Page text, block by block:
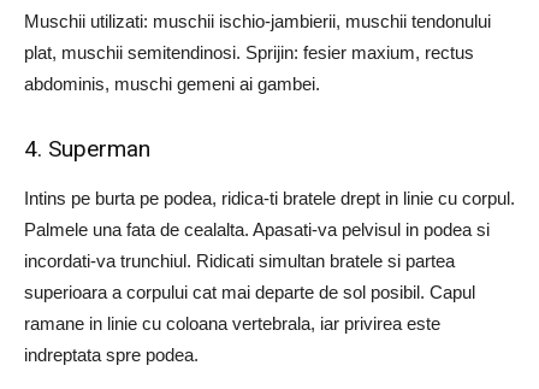
Muschii utilizati: muschii ischio-jambierii, muschii tendonului
plat, muschii semitendinosi. Sprijin: fesier maxium, rectus
abdominis, muschi gemeni ai gambei.
4. Superman
Intins pe burta pe podea, ridica-ti bratele drept in linie cu corpul.
Palmele una fata de cealalta. Apasati-va pelvisul in podea si
incordati-va trunchiul. Ridicati simultan bratele si partea
superioara a corpului cat mai departe de sol posibil. Capul
ramane in linie cu coloana vertebrala, iar privirea este
indreptata spre podea.